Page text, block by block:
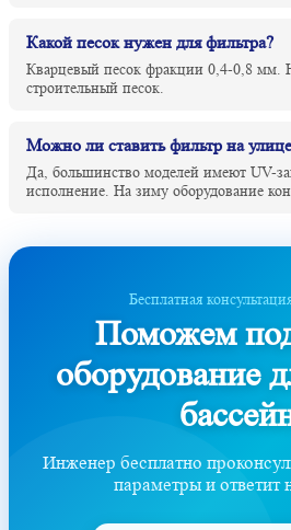
Какой песок нужен для фильтра?
Кварцевый песок фракции 0,4-0,8 мм.
строительный песок.
Можно ли ставить фильтр на
Да, большинство моделей имеют UV-
исполнение. На зиму оборудование
Бесплатная
Поможем
оборудование
Инженер бесплатно
параметры и ответит